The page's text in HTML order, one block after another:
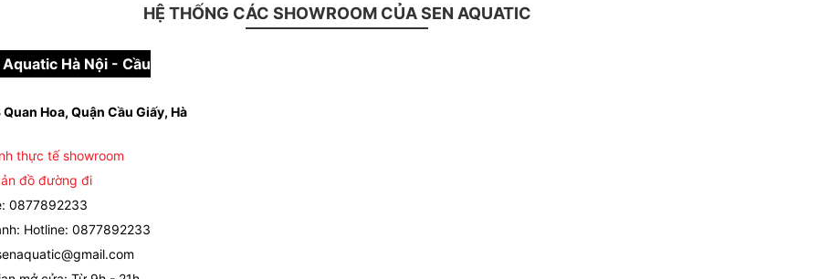
HỆ THỐNG CÁC SHOWROOM CỦA SEN AQUATIC
Aquatic Hà Nội - Cầu
Hoa, Quận Cầu Giấy, Hà
thực tế showroom
đồ đường đi
0877892233
Hotline: 0877892233